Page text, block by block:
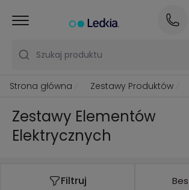
Szukaj produktu
Strona główna Zestawy Produktów
Zestawy Elementów
Elektrycznych
Filtruj